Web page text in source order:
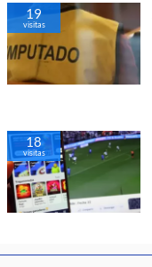
19
visitas
18
visitas